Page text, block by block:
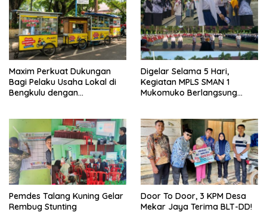
Maxim Perkuat Dukungan
Bagi Pelaku Usaha Lokal di
Bengkulu dengan
Digelar Selama 5 Hari,
Kegiatan MPLS SMAN 1
Mukomuko Berlangsung
Pemdes Talang Kuning Gelar
Rembug Stunting
Door To Door, 3 KPM Desa
Mekar Jaya Terima BLT-DD!